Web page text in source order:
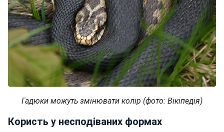
Гадюки можуть змінювати колір (фото: Вікіпедія)
Користь у несподіваних формах